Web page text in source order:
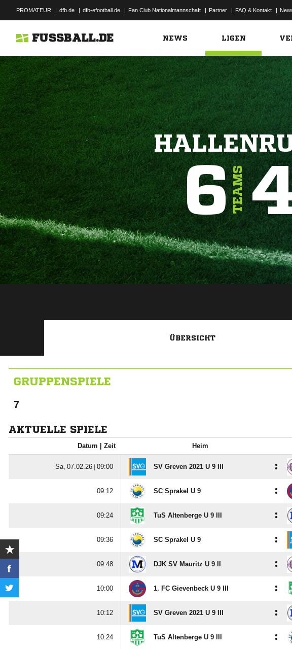
PROMATEUR | dfb.de | dfb-efootball.de | Fan Club Nationalmannschaft | Partner | FAQ & Kontakt |
FUSSBALL.DE NEWS LIGEN
6TEAMS
ÜBERSICHT
GRUPPENSPIELE
7
AKTUELLE SPIELE
Datum | Zeit Heim
  |  SV Greven 2021 U 9 III :
 SC Sprakel U 9 :
 TuS Altenberge U 9 III :
 SC Sprakel U 9 :
 DJK SV Mauritz U 9 II :
 1. FC Gievenbeck U 9 III :
 SV Greven 2021 U 9 III :
 TuS Altenberge U 9 III :